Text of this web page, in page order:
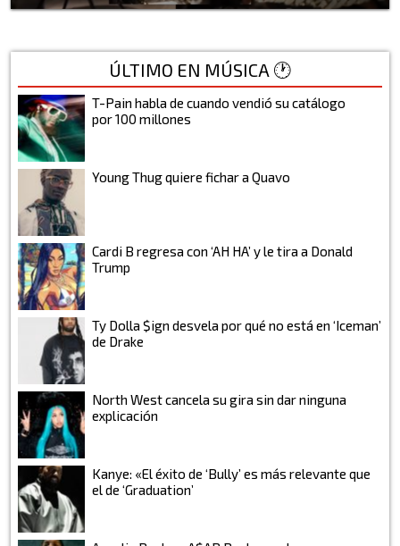
ÚLTIMO EN MÚSICA 🕐
T-Pain habla de cuando vendió su catálogo
por 100 millones
Young Thug quiere fichar a Quavo
Cardi B regresa con ‘AH HA’ y le tira a Donald
Trump
Ty Dolla $ign desvela por qué no está en ‘Iceman’
de Drake
North West cancela su gira sin dar ninguna
explicación
Kanye: «El éxito de ‘Bully’ es más relevante que
el de ‘Graduation’